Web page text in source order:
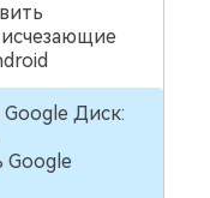
Диск:
Google